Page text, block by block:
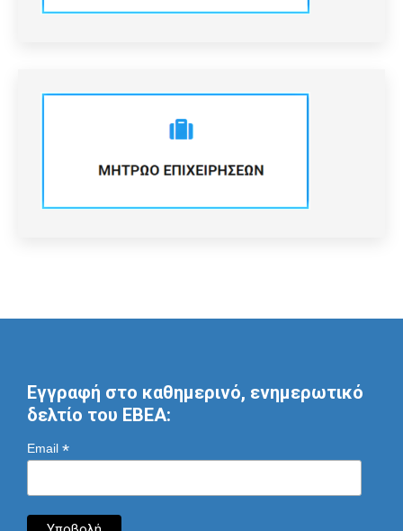
Εγγραφή στο καθημερινό, ενημερωτικό
δελτίο του ΕΒΕΑ:
Email *